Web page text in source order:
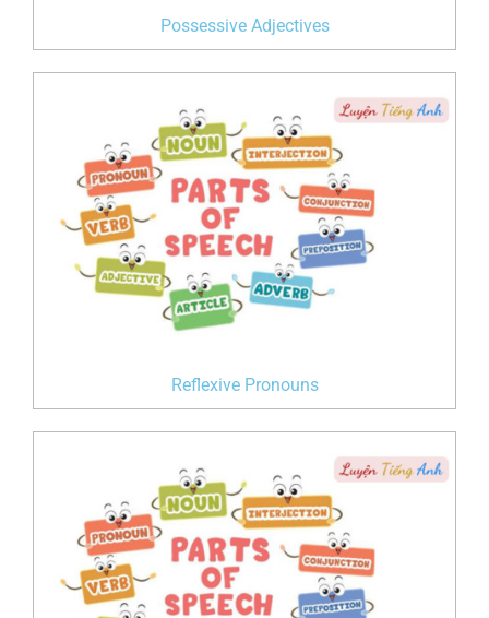
Possessive Adjectives
Reflexive Pronouns